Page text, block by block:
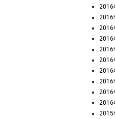
2016
2016
2016
2016
2016
2016
2016
2016
2016
2016
2015